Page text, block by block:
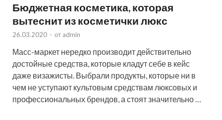
Бюджетная косметика, которая
вытеснит из косметички люкс
26.03.2020 - от admin
Масс-маркет нередко производит действительно
достойные средства, которые кладут себе в кейс
даже визажисты. Выбрали продукты, которые ни в
чем не уступают культовым средствам люксовых и
профессиональных брендов, а стоят значительно …